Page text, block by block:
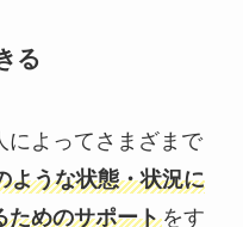
る
によってさまざまで
ような状態・状況に
ためのサポートをす